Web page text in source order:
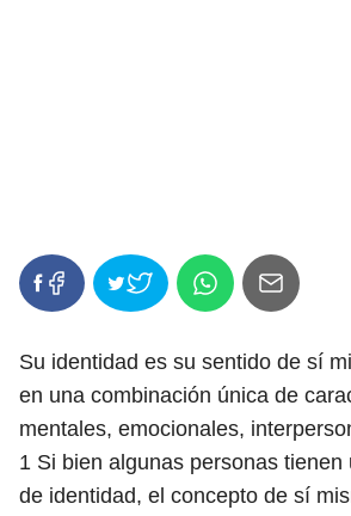
Su identidad es su sentido de sí
en una combinación única de
mentales, emocionales,
1 Si bien algunas personas tienen
de identidad, el concepto de sí